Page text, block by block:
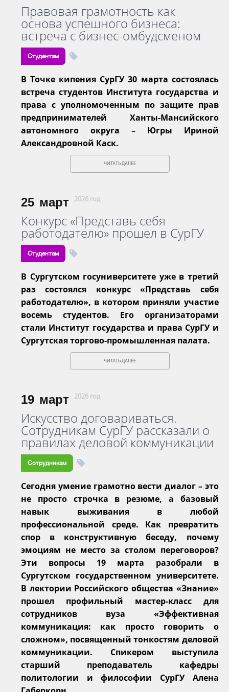
Правовая грамотность как
основа успешного бизнеса:
встреча с бизнес-омбудсменом
Студентам
В Точке кипения СурГУ 30 марта состоялась
встреча студентов Института государства и
права с уполномоченным по защите прав
предпринимателей Ханты-Мансийского
автономного округа – Югры Ириной
Александровной Каск.
ЧИТАТЬ ДАЛЕЕ
25 март 2026 год
Конкурс «Представь себя
работодателю» прошел в СурГУ
Студентам
В Сургутском госуниверситете уже в третий
раз состоялся конкурс «Представь себя
работодателю», в котором приняли участие
восемь студентов. Его организаторами
стали Институт государства и права СурГУ и
Сургутская торгово-промышленная палата.
ЧИТАТЬ ДАЛЕЕ
19 март 2026 год
Искусство договариваться.
Сотрудникам СурГУ рассказали о
правилах деловой коммуникации
Сотрудникам
Сегодня умение грамотно вести диалог – это
не просто строчка в резюме, а базовый
навык выживания в любой
профессиональной среде. Как превратить
спор в конструктивную беседу, почему
эмоциям не место за столом переговоров?
Эти вопросы 19 марта разобрали в
Сургутском государственном университете.
В лектории Российского общества «Знание»
прошел профильный мастер-класс для
сотрудников вуза «Эффективная
коммуникация: как просто говорить о
сложном», посвященный тонкостям деловой
коммуникации. Спикером выступила
старший преподаватель кафедры
политологии и философии СурГУ Алена